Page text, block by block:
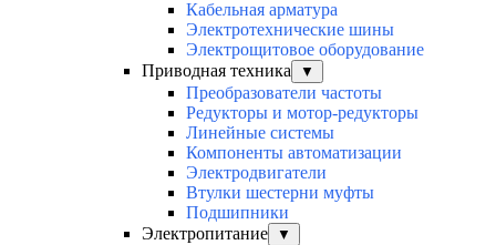
Кабельная арматура
Электротехнические шины
Электрощитовое оборудование
Приводная техника
▼
Преобразователи частоты
Редукторы и мотор-редукторы
Линейные системы
Компоненты автоматизации
Электродвигатели
Втулки шестерни муфты
Подшипники
Электропитание
▼